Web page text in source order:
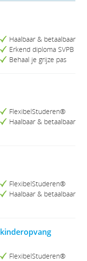
Haalbaar & betaalbaar
Erkend diploma SVPB
Behaal je grijze pas
FlexibelStuderen®
Haalbaar & betaalbaar
FlexibelStuderen®
Haalbaar & betaalbaar
FlexibelStuderen®